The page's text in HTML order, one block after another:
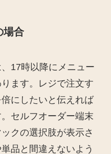
場合
17時以降にメニュー
ます。レジで注文す
にしたいと伝えれば
セルフオーダー端末
クの選択肢が表示さ
品と間違えないよう